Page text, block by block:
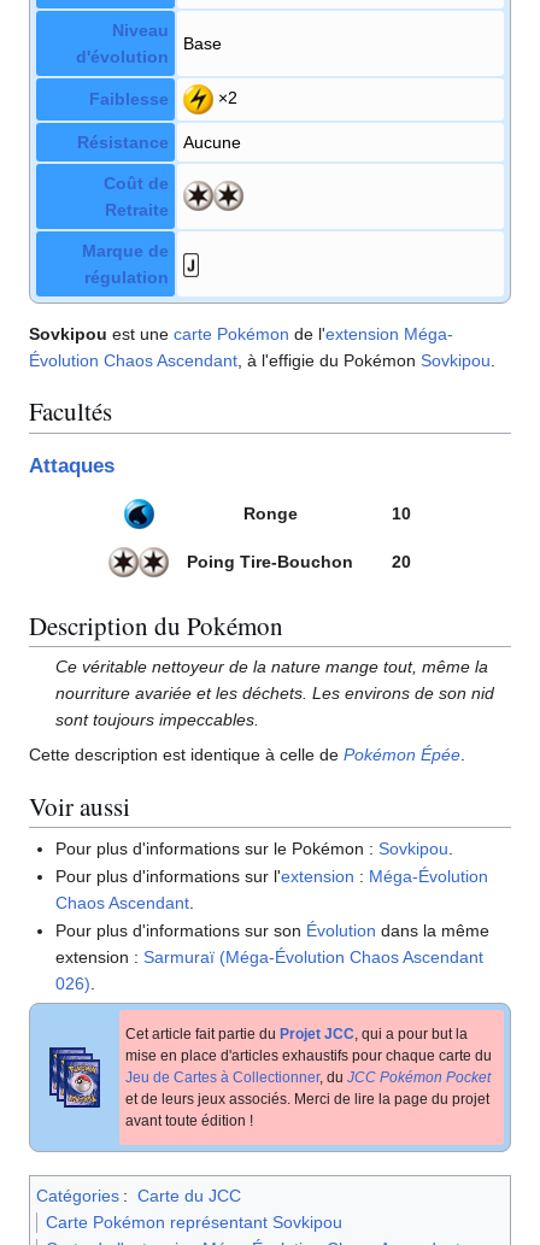
Niveau
d'évolution
Base
Faiblesse ×2
Résistance Aucune
Coût de
Retraite
Marque de
régulation
Sovkipou est une carte Pokémon de l'extension Méga-
Évolution Chaos Ascendant , à l'effigie du Pokémon Sovkipou
Facultés
Attaques
Ronge 10
Poing Tire-Bouchon 20
Description du Pokémon
Ce véritable nettoyeur de la nature mange tout, même la
nourriture avariée et les déchets. Les environs de son nid
sont toujours impeccables.
Cette description est identique à celle de Pokémon Épée.
Voir aussi
Pour plus d'informations sur le Pokémon :Sovkipou
Pour plus d'informations sur l'extension : Méga-Évolution
Chaos Ascendant
Pour plus d'informations sur son Évolution dans la même
extension :Sarmuraï (Méga-Évolution Chaos Ascendant
026).
Cet article fait partie du Projet JCC, qui a pour but la
mise en place d'articles exhaustifs pour chaque carte du
Jeu de Cartes à Collectionner, du JCC Pokémon Pocket
et de leurs jeux associés. Merci de lire la page du projet
avant toute édition !
Catégories : Carte du JCC
Carte Pokémon représentant Sovkipou